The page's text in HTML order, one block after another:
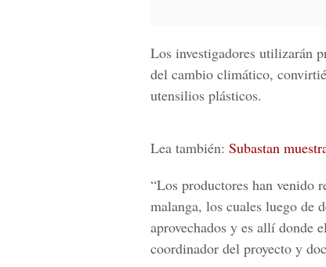
Los investigadores utilizarán
del cambio climático,
utensilios plásticos.
Lea también: Subastan
“Los productores han venido
malanga, los cuales luego de
aprovechados y es allí donde
coordinador del proyecto y